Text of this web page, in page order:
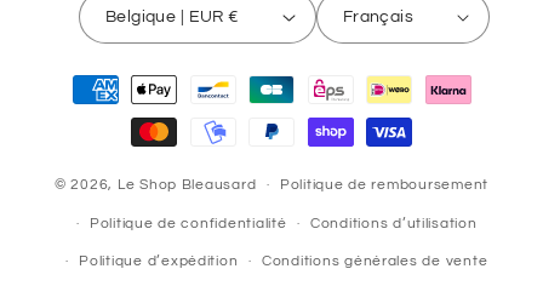
Belgique | EUR € Français
Moyens
paiement
© 2026, Le Shop Bleausard Politique de remboursement
Politique de confidentialité Conditions d’utilisation
Politique d’expédition Conditions générales de vente